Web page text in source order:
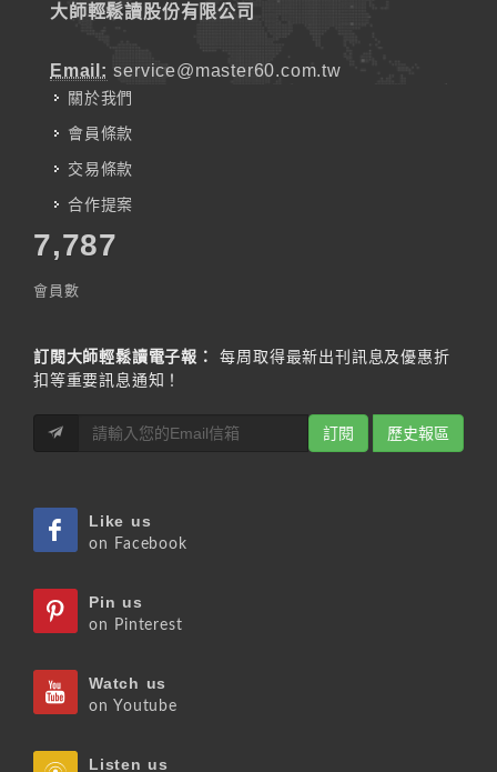
大師輕鬆讀股份有限公司
Email: service@master60.com.tw
關於我們
會員條款
交易條款
合作提案
7,787
會員數
訂閱大師輕鬆讀電子報：
每周取得最新出刊訊息及優惠折
扣等重要訊息通知！
訂閱 歷史報區
Like us
on Facebook
Pin us
on Pinterest
Watch us
on Youtube
Listen us